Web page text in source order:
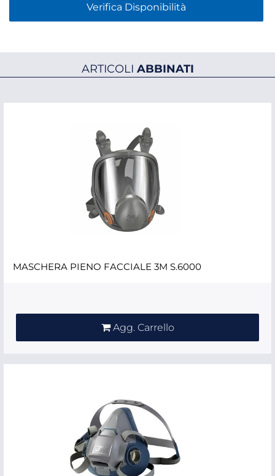
Verifica Disponibilità
ARTICOLI ABBINATI
MASCHERA PIENO FACCIALE 3M S.6000
Agg. Carrello